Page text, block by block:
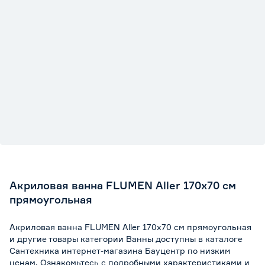
Акриловая ванна FLUMEN Aller 170х70 см
прямоугольная
Акриловая ванна FLUMEN Aller 170х70 см прямоугольная
и другие товары категории Ванны доступны в каталоге
Сантехника интернет-магазина Бауцентр по низким
ценам. Ознакомьтесь с подробными характеристиками и